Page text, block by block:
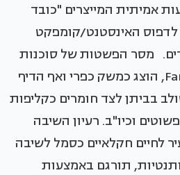
אמיתית המייצרים "כובד
לדפוס האינסטנט/קומפקט
מסר הפשטות של סוכנות
אליזבט לאריש, Farm Life, הוצג כמשק כפרי ואף הדיף
בביתן לצד חומרים כקליפות
וכיו"ב. רעיון השיבה
לחיים חקלאיים כסמל לשיבה
תורגם באמצעות